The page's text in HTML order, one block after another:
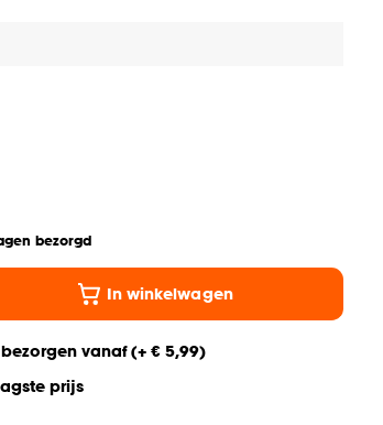
bezorgd
In winkelwagen
vanaf (+ € 5,99)
prijs